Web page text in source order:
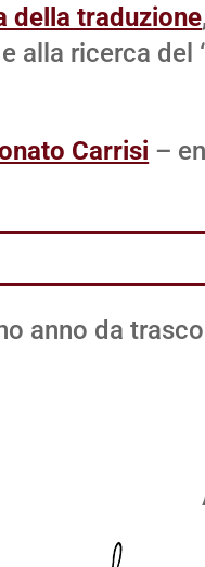
della traduzione
alla ricerca del
Carrisi –
anno da